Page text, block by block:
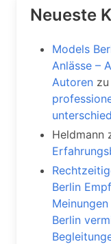
Neueste
Models
Anlässe –
Autoren zu
Heldmann
Berlin
Berlin